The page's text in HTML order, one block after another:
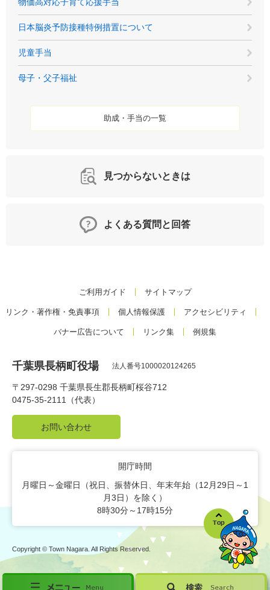
日本脳炎予防接種特例措置について
児童手当
母子・父子福祉
助成・手当の一覧
見つからないときは
よくある質問と回答
ご利用ガイド サイトマップ
リンク・著作権・免責事項 個人情報保護 アクセシビリティ
バナー広告について リンク集 例規集
千葉県長柄町役場 法人番号1000020124265
〒297-0298 千葉県長生郡長柄町桜谷712
0475-35-2111（代表）
お問い合わせ
開庁時間
月曜日～金曜日（祝日、振替休日、年末年始（12月29日～1
月3日）を除く）
8時30分～17時15分
Copyright © Town Nagara. All Rights Reserved.